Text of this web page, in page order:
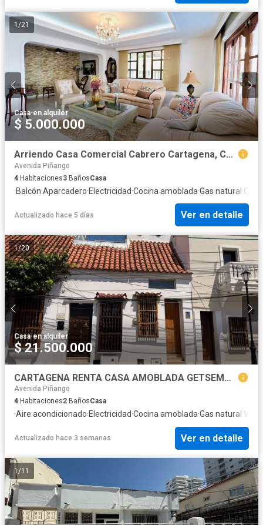
1 /21
Casa·en alquiler
$ 5.000.000
Arriendo Casa Comercial Cabrero Cartagena, Colombia
Avenida Piñango
4 Habitaciones3 BañosCasa
·Balcón·Aparcadero·Electricidad·Cocina amoblada·Gas natural ·
Actualizado hace 5 días Ver en detalle
1/20
Casa·en alquiler
$ 21.500.000
CARTAGENA RENTA CASA AMOBLADA GETSEMANI
Avenida Piñango
4 Habitaciones2 BañosCasa
·Aire acondicionado·Electricidad·Cocina amoblada·Gas natural ·
Actualizado hace 3 semanas Ver en detalle
1/11